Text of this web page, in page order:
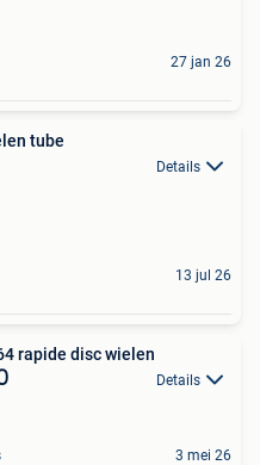
27 jan 26
tube
Details
13 jul 26
rapide disc wielen
Details
3 mei 26